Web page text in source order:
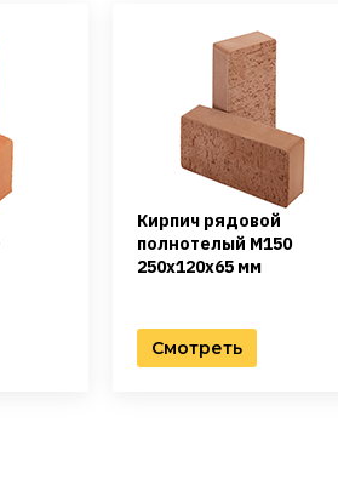
Кирпич рядовой
полнотелый М150
250х120х65 мм
Смотреть